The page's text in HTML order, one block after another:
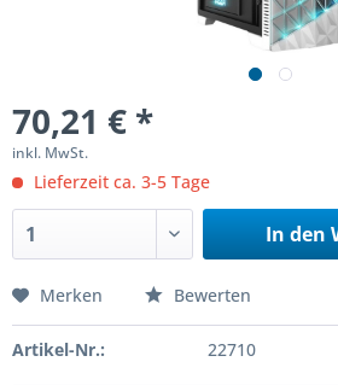
70,21 € *
inkl. MwSt.
Lieferzeit ca. 3-5 Tage
In den
Merken Bewerten
Artikel-Nr.: 22710